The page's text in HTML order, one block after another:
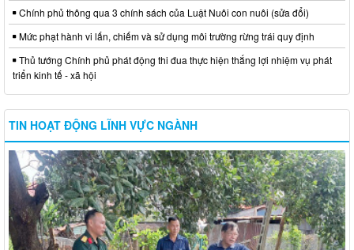
Chính phủ thông qua 3 chính sách của Luật Nuôi con nuôi (sửa đổi)
Mức phạt hành vi lấn, chiếm và sử dụng môi trường rừng trái quy định
Thủ tướng Chính phủ phát động thi đua thực hiện thắng lợi nhiệm vụ phát
triển kinh tế - xã hội
TIN HOẠT ĐỘNG LĨNH VỰC NGÀNH